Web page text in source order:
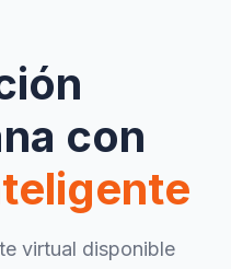
con
virtual disponible